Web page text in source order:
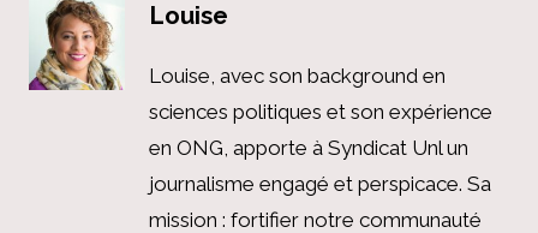
Louise
Louise, avec son background en
sciences politiques et son expérience
en ONG, apporte à Syndicat Unl un
journalisme engagé et perspicace. Sa
mission : fortifier notre communauté